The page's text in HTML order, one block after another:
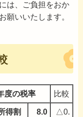
は、ご負担をおか
願いいたします。
度の税率 比較
得割
8.0
△0.